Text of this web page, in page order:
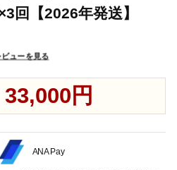
回【2026年発送】
ューを見る
33,000円
ANA Pay